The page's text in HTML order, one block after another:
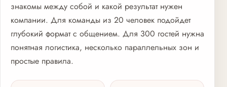
знакомы между собой и какой результат нужен
компании. Для команды из 20 человек подойдет
глубокий формат с общением. Для 300 гостей нужна
понятная логистика, несколько параллельных зон и
простые правила.